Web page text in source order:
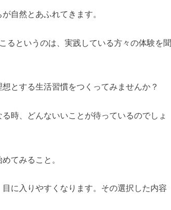
自然とあふれてきます。
というのは、実践している方々の体験を聞
とする生活習慣をつくってみませんか？
時、どんないいことが待っているのでしょ
てみること。
に入りやすくなります。その選択した内容